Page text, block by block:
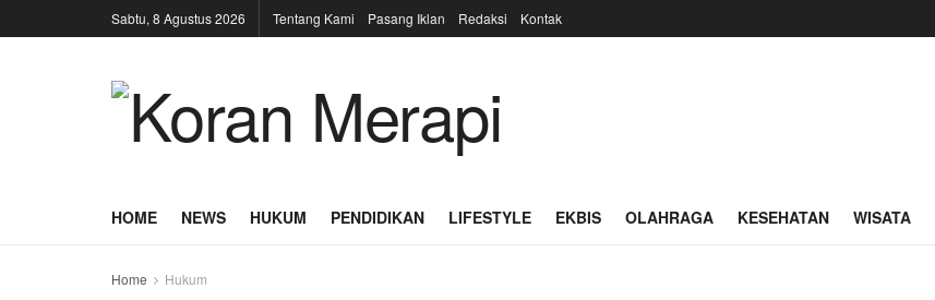
Sabtu, 8 Agustus 2026 Tentang Kami Pasang Iklan Redaksi Kontak
HOME NEWS HUKUM PENDIDIKAN LIFESTYLE EKBIS OLAHRAGA KESEHATAN WISATA
Home Hukum